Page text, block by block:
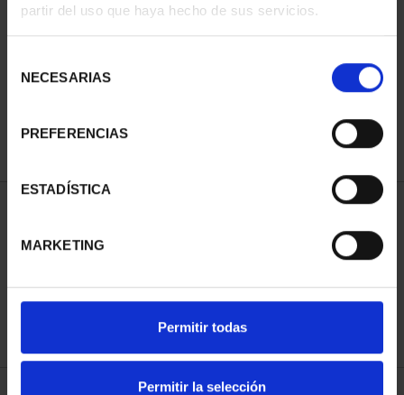
partir del uso que haya hecho de sus servicios.
NECESARIAS
PREFERENCIAS
ESTADÍSTICA
MARKETING
Permitir todas
Permitir la selección
€2,330.00
REFINE